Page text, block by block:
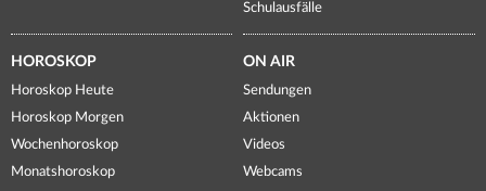
Schulausfälle
HOROSKOP
Horoskop Heute
Horoskop Morgen
Wochenhoroskop
Monatshoroskop
ON AIR
Sendungen
Aktionen
Videos
Webcams